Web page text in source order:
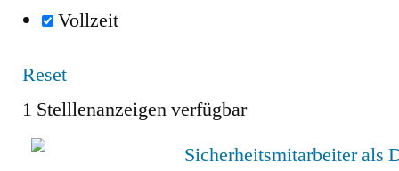
Vollzeit
Reset
1 Stelllenanzeigen verfügbar